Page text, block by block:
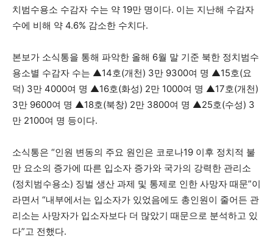
치범수용소 수감자 수는 약 19만 명이다. 이는 지난해 수감자
수에 비해 약 4.6% 감소한 수치다.
본보가 소식통을 통해 파악한 올해 6월 말 기준 북한 정치범수
용소별 수감자 수는 ▲14호(개천) 3만 9300여 명 ▲15호(요
덕) 3만 4000여 명 ▲16호(화성) 2만 1000여 명 ▲17호(개천)
3만 9600여 명 ▲18호(북창) 2만 3800여 명 ▲25호(수성) 3
만 2100여 명 등이다.
소식통은 “인원 변동의 주요 원인은 코로나19 이후 정치적 불
만 요소의 증가에 따른 입소자 증가와 국가의 강력한 관리소
(정치범수용소) 징벌 생산 과제 및 통제로 인한 사망자 때문”이
라면서 “내부에서는 입소자가 있었음에도 총인원이 줄어든 관
리소는 사망자가 입소자보다 더 많았기 때문으로 분석하고 있
다”고 전했다.